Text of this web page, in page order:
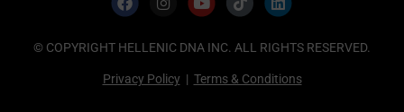
© COPYRIGHT HELLENIC DNA INC. ALL RIGHTS RESERVED.
Privacy Policy | Terms & Conditions